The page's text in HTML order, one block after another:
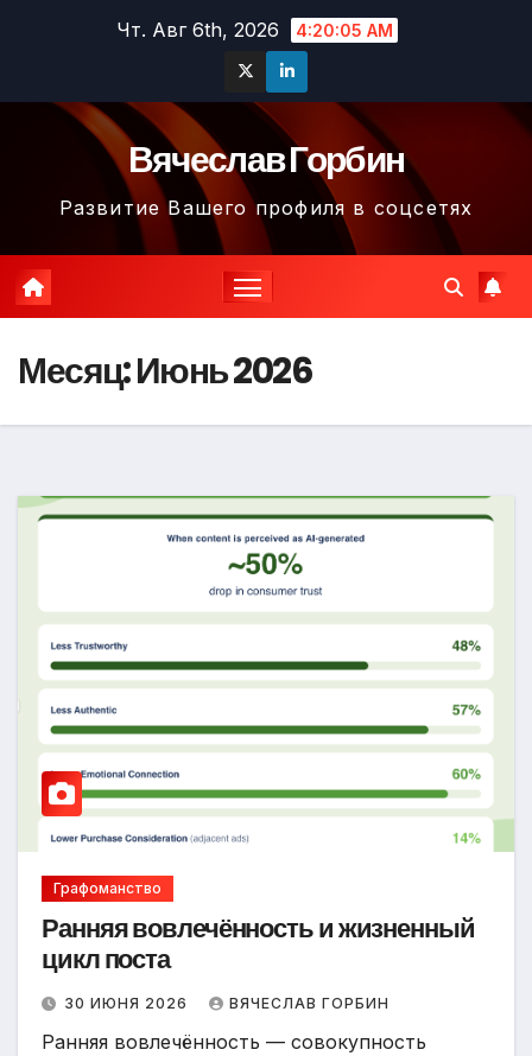
Чт. Авг 6th, 2026 4:20:07 AM
Вячеслав Горбин
Развитие Вашего профиля в соцсетях
Месяц:Июнь 2026
Графоманство
Ранняя вовлечённость и жизненный
цикл поста
30 ИЮНЯ 2026 ВЯЧЕСЛАВ ГОРБИН
Ранняя вовлечённость — совокупность